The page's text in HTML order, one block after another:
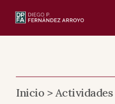
Inicio >Actividades